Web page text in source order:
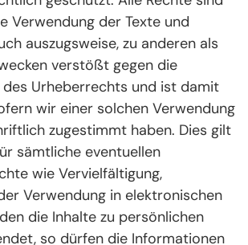
Verwendung der Texte und
auszugsweise, zu anderen als
verstößt gegen die
des Urheberrechts und ist damit
wir einer solchen Verwendung
zugestimmt haben. Dies gilt
sämtliche eventuellen
wie Vervielfältigung,
Verwendung in elektronischen
die Inhalte zu persönlichen
so dürfen die Informationen